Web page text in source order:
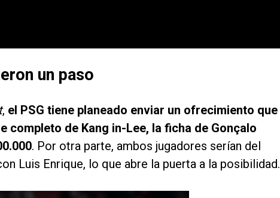
un paso
, el PSG tiene planeado enviar un ofrecimiento que
completo de Kang in-Lee, la ficha de Gonçalo
. Por otra parte, ambos jugadores serían del
Luis Enrique, lo que abre la puerta a la posibilidad.